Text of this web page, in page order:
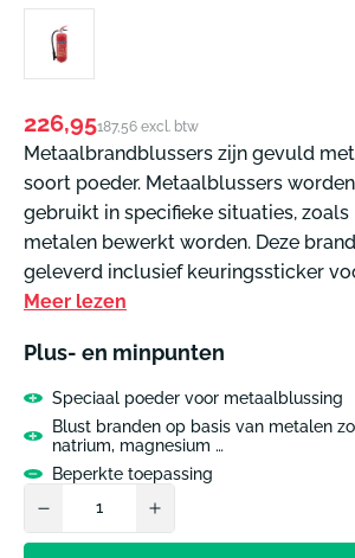
Normale
prijs
226,95187,56 excl. btw
Metaalbrandblussers zijn gevuld
soort poeder. Metaalblussers
gebruikt in specifieke situaties,
metalen bewerkt worden. Deze
geleverd inclusief keuringssticker
Meer lezen
Plus- en minpunten
Speciaal poeder voor metaalblussing
Blust branden op basis van metalen
natrium, magnesium …
Beperkte toepassing